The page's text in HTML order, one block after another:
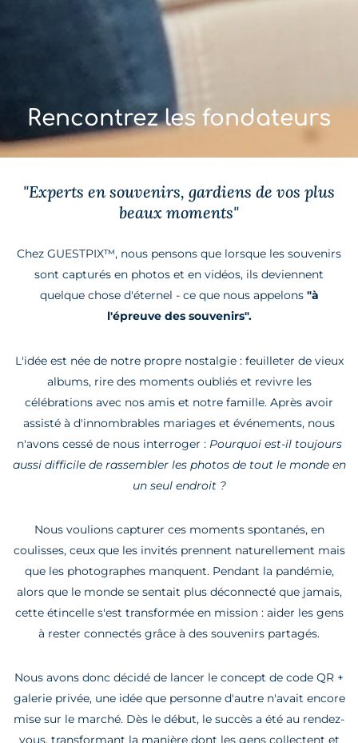
Rencontrez les fondateurs
"Experts en souvenirs, gardiens de vos plus
beaux moments"
Chez GUESTPIX™, nous pensons que lorsque les souvenirs
sont capturés en photos et en vidéos, ils deviennent
quelque chose d'éternel - ce que nous appelons"à
l'épreuve des souvenirs".
L'idée est née de notre propre nostalgie : feuilleter de vieux
albums, rire des moments oubliés et revivre les
célébrations avec nos amis et notre famille. Après avoir
assisté à d'innombrables mariages et événements, nous
n'avons cessé de nous interroger : Pourquoi est-il toujours
aussi difficile de rassembler les photos de tout le monde en
un seul endroit ?
Nous voulions capturer ces moments spontanés, en
coulisses, ceux que les invités prennent naturellement mais
que les photographes manquent. Pendant la pandémie,
alors que le monde se sentait plus déconnecté que jamais,
cette étincelle s'est transformée en mission : aider les gens
à rester connectés grâce à des souvenirs partagés.
Nous avons donc décidé de lancer le concept de code QR +
galerie privée, une idée que personne d'autre n'avait encore
mise sur le marché. Dès le début, le succès a été au rendez-